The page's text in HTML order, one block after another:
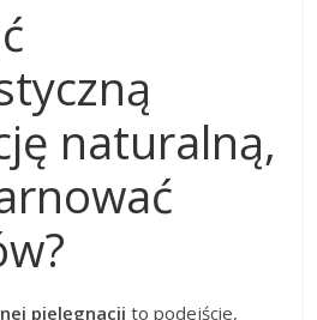
naturalną,
pielęgnacji to podejście,